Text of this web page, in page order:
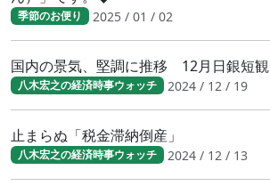
季節のお便り 2025 / 01 / 02
国内の景気、堅調に推移 12月日銀短観
八木宏之の経済時事ウォッチ 2024 / 12 / 19
止まらぬ「税金滞納倒産」
八木宏之の経済時事ウォッチ 2024 / 12 / 13